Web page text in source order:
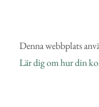
Denna webbplats
Lär dig om hur din